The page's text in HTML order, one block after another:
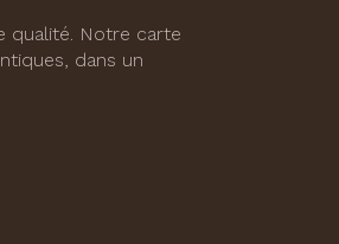
qualité. Notre carte
dans un